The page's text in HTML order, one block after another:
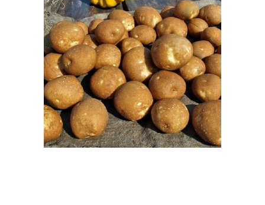
Картофель с высоким
содержанием